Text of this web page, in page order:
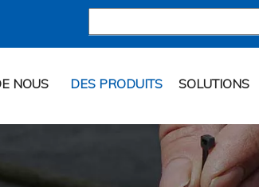
NOUS DES PRODUITS SOLUTIONS